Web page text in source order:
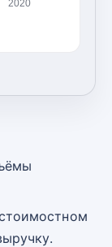
2020